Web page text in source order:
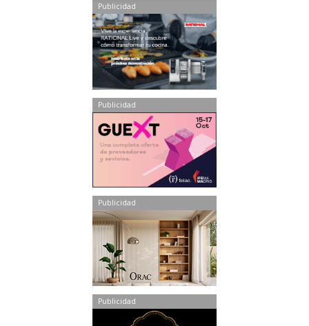
Publicidad
Publicidad
Publicidad
Publicidad